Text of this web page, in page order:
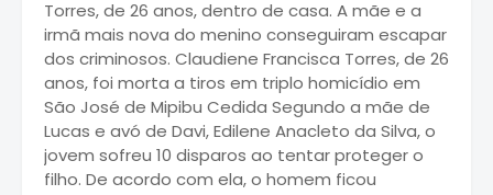
Torres, de 26 anos, dentro de casa. A mãe e a
irmã mais nova do menino conseguiram escapar
dos criminosos. Claudiene Francisca Torres, de 26
anos, foi morta a tiros em triplo homicídio em
São José de Mipibu Cedida Segundo a mãe de
Lucas e avó de Davi, Edilene Anacleto da Silva, o
jovem sofreu 10 disparos ao tentar proteger o
filho. De acordo com ela, o homem ficou